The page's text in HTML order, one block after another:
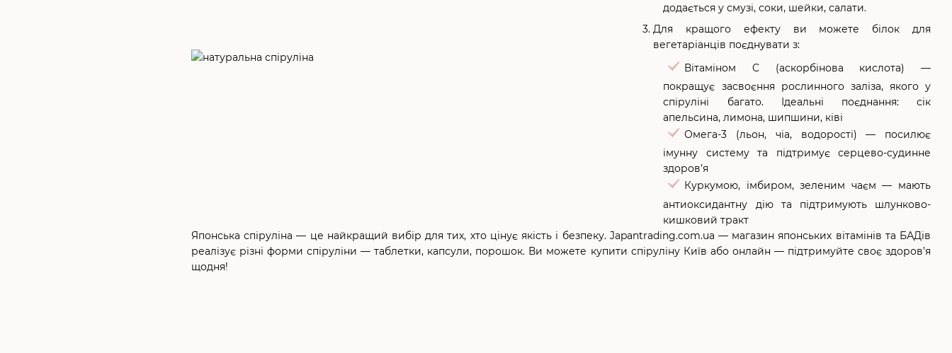
додається у смузі, соки, шейки, салати.
Для кращого ефекту ви можете білок для
вегетаріанців поєднувати з:
Вітаміном C (аскорбінова кислота) —
покращує засвоєння рослинного заліза, якого у
спіруліні багато. Ідеальні поєднання: сік
апельсина, лимона, шипшини, ківі
Омега-3 (льон, чіа, водорості) — посилює
імунну систему та підтримує серцево-судинне
здоров’я
Куркумою, імбиром, зеленим чаєм — мають
антиоксидантну дію та підтримують шлунково-
кишковий тракт
Японська спіруліна — це найкращий вибір для тих, хто цінує якість і безпеку. Japantrading.com.ua — магазин японських вітамінів та БАДів
реалізує різні форми спіруліни — таблетки, капсули, порошок. Ви можете купити спіруліну Київ або онлайн — підтримуйте своє здоров’я
щодня!